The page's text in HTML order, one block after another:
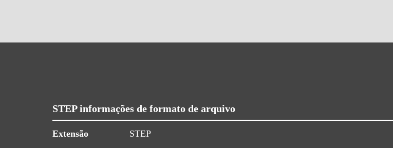
STEP informações de formato de arquivo
Extensão
STEP